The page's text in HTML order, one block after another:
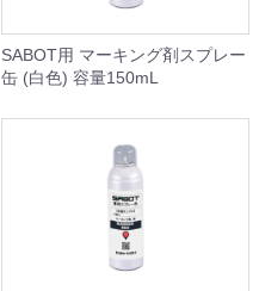
SABOT用 マーキング剤スプレー
缶 (白色) 容量150mL